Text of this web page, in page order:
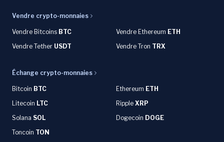
Vendre crypto-monnaies
Vendre Bitcoins BTC Vendre Ethereum ETH
Vendre Tether USDT Vendre Tron TRX
Échange crypto-monnaies
Bitcoin BTC Ethereum ETH
Litecoin LTC Ripple XRP
Solana SOL Dogecoin DOGE
Toncoin TON